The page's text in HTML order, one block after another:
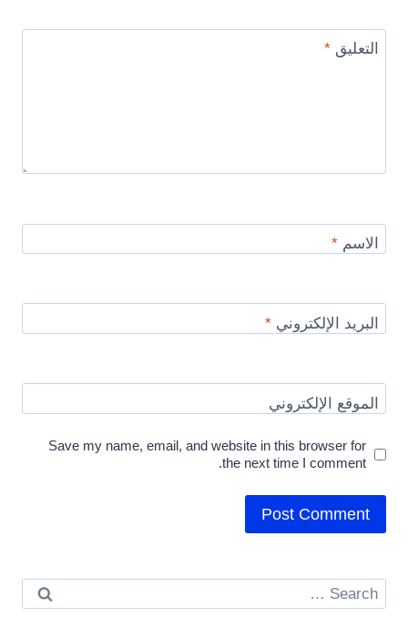
التعليق*
الاسم*
البريد الإلكتروني*
الموقع الإلكتروني
Save my name, email, and website in this browser for
the next time I comment.
Search
for: